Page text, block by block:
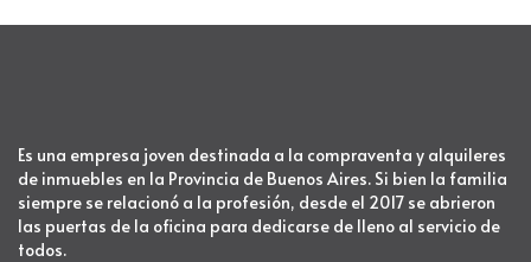
Es una empresa joven destinada a la compraventa y alquileres
de inmuebles en la Provincia de Buenos Aires. Si bien la familia
siempre se relacionó a la profesión, desde el 2017 se abrieron
las puertas de la oficina para dedicarse de lleno al servicio de
todos.